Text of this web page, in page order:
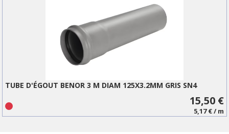
TUBE D'ÉGOUT BENOR 3 M DIAM 125X3.2MM GRIS SN4
15,50 €
5,17 € / m